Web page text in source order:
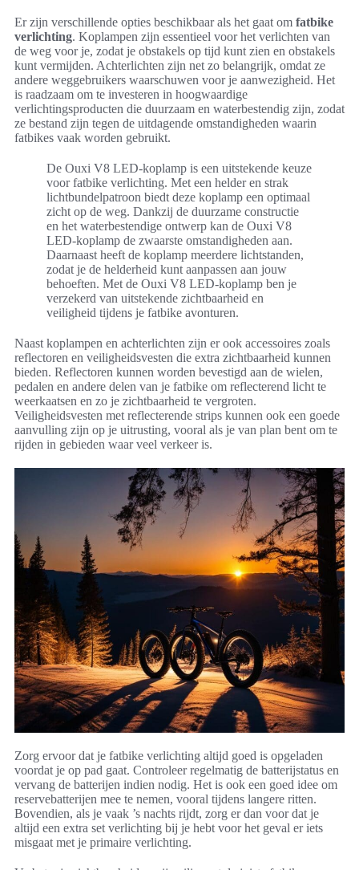
Er zijn verschillende opties beschikbaar als het gaat om fatbike
verlichting. Koplampen zijn essentieel voor het verlichten van
de weg voor je, zodat je obstakels op tijd kunt zien en obstakels
kunt vermijden. Achterlichten zijn net zo belangrijk, omdat ze
andere weggebruikers waarschuwen voor je aanwezigheid. Het
is raadzaam om te investeren in hoogwaardige
verlichtingsproducten die duurzaam en waterbestendig zijn, zodat
ze bestand zijn tegen de uitdagende omstandigheden waarin
fatbikes vaak worden gebruikt.
De Ouxi V8 LED-koplamp is een uitstekende keuze
voor fatbike verlichting. Met een helder en strak
lichtbundelpatroon biedt deze koplamp een optimaal
zicht op de weg. Dankzij de duurzame constructie
en het waterbestendige ontwerp kan de Ouxi V8
LED-koplamp de zwaarste omstandigheden aan.
Daarnaast heeft de koplamp meerdere lichtstanden,
zodat je de helderheid kunt aanpassen aan jouw
behoeften. Met de Ouxi V8 LED-koplamp ben je
verzekerd van uitstekende zichtbaarheid en
veiligheid tijdens je fatbike avonturen.
Naast koplampen en achterlichten zijn er ook accessoires zoals
reflectoren en veiligheidsvesten die extra zichtbaarheid kunnen
bieden. Reflectoren kunnen worden bevestigd aan de wielen,
pedalen en andere delen van je fatbike om reflecterend licht te
weerkaatsen en zo je zichtbaarheid te vergroten.
Veiligheidsvesten met reflecterende strips kunnen ook een goede
aanvulling zijn op je uitrusting, vooral als je van plan bent om te
rijden in gebieden waar veel verkeer is.
Zorg ervoor dat je fatbike verlichting altijd goed is opgeladen
voordat je op pad gaat. Controleer regelmatig de batterijstatus en
vervang de batterijen indien nodig. Het is ook een goed idee om
reservebatterijen mee te nemen, vooral tijdens langere ritten.
Bovendien, als je vaak ’s nachts rijdt, zorg er dan voor dat je
altijd een extra set verlichting bij je hebt voor het geval er iets
misgaat met je primaire verlichting.